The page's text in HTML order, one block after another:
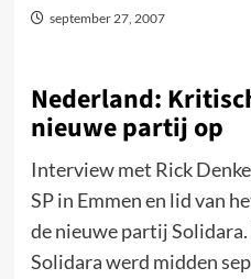
september 27, 2007
Nederland:
nieuwe partij op
Interview met Rick
SP in Emmen en lid van
de nieuwe partij
Solidara werd midden